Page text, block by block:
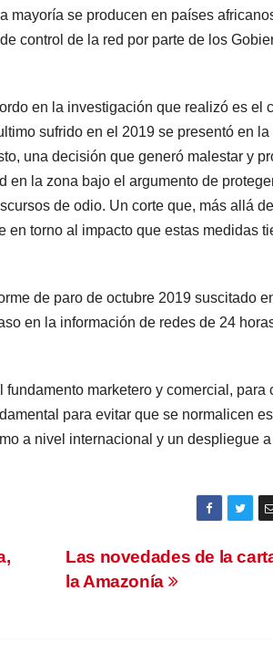
mayoría se producen en países
control de la red por parte de los
en la investigación que realizó es el
sufrido en el 2019 se presentó en
una decisión que generó malestar y
la zona bajo el argumento de
de odio. Un corte que, más allá
torno al impacto que estas medidas
de paro de octubre 2019 suscitado
en la información de redes de 24
marketero y comercial, para
para evitar que se normalicen
a nivel internacional y un despliegue
Las novedades de la
la Amazonía